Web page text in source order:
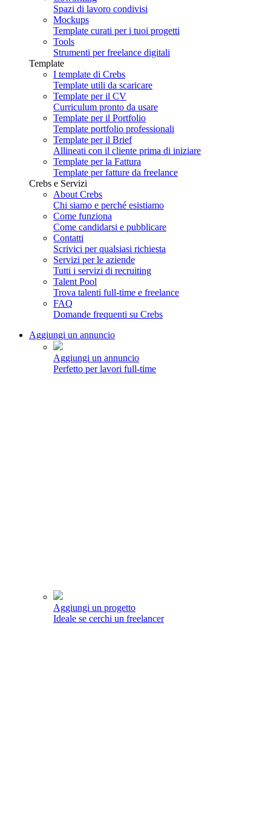
Spazi di lavoro condivisi
Mockups
Template curati per i tuoi progetti
Tools
Strumenti per freelance digitali
Template
I template di Crebs
Template utili da scaricare
Template per il CV
Curriculum pronto da usare
Template per il Portfolio
Template portfolio professionali
Template per il Brief
Allineati con il cliente prima di iniziare
Template per la Fattura
Template per fatture da freelance
Crebs e Servizi
About Crebs
Chi siamo e perché esistiamo
Come funziona
Come candidarsi e pubblicare
Contatti
Scrivici per qualsiasi richiesta
Servizi per le aziende
Tutti i servizi di recruiting
Talent Pool
Trova talenti full-time e freelance
FAQ
Domande frequenti su Crebs
Aggiungi un annuncio
Aggiungi un annuncio
Perfetto per lavori full-time
Aggiungi un progetto
Ideale se cerchi un freelancer